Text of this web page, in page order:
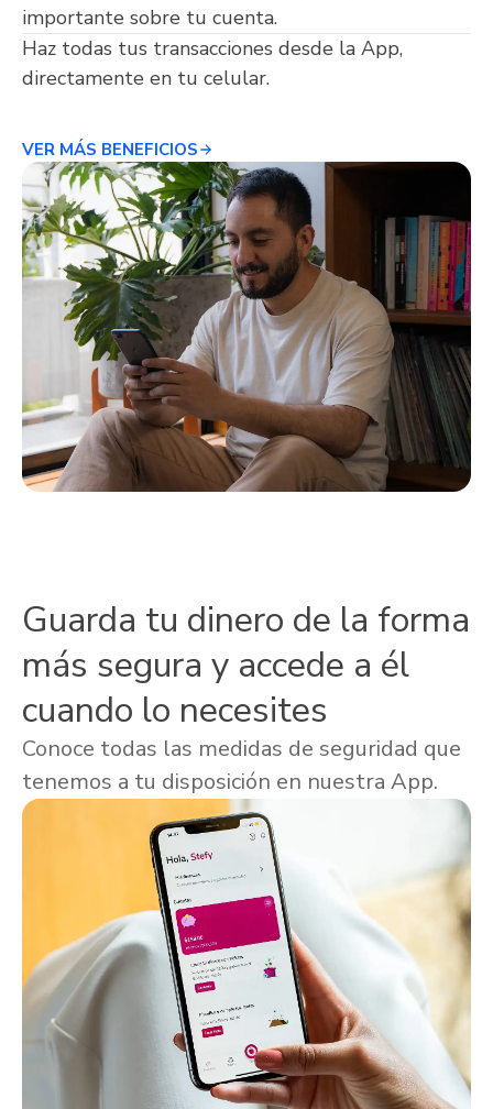
importante sobre tu cuenta.
Haz todas tus transacciones desde la App,
directamente en tu celular.
VER MÁS BENEFICIOS
Guarda tu dinero de la forma
más segura y accede a él
cuando lo necesites
Conoce todas las medidas de seguridad que
tenemos a tu disposición en nuestra App.